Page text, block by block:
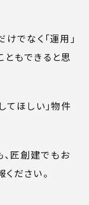
でなく「運用」
ともできると思
てほしい」物件
匠創建でもお
ださい。